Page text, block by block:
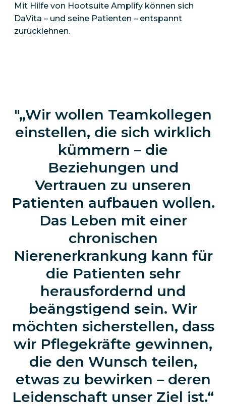
Mit Hilfe von Hootsuite Amplify können sich
DaVita – und seine Patienten – entspannt
zurücklehnen.
„Wir wollen Teamkollegen
einstellen, die sich wirklich
kümmern – die
Beziehungen und
Vertrauen zu unseren
Patienten aufbauen wollen.
Das Leben mit einer
chronischen
Nierenerkrankung kann für
die Patienten sehr
herausfordernd und
beängstigend sein. Wir
möchten sicherstellen, dass
wir Pflegekräfte gewinnen,
die den Wunsch teilen,
etwas zu bewirken – deren
Leidenschaft unser Ziel ist.“